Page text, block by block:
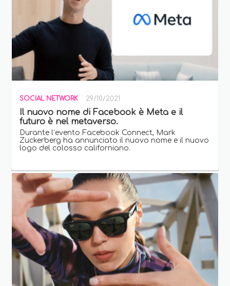
SOCIAL NETWORK 29/10/2021
Il nuovo nome di Facebook è Meta e il
futuro è nel metaverso.
Durante l’evento Facebook Connect, Mark
Zuckerberg ha annunciato il nuovo nome e il nuovo
logo del colosso californiano.